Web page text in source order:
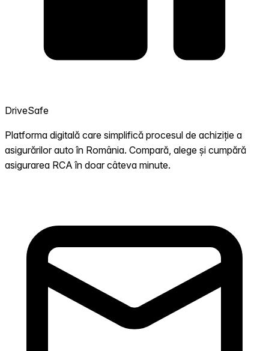
DriveSafe
Platforma digitală care simplifică procesul de achiziție a
asigurărilor auto în România. Compară, alege și cumpără
asigurarea RCA în doar câteva minute.